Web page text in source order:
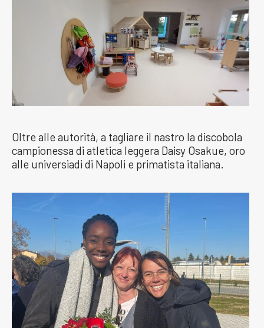
Oltre alle autorità, a tagliare il nastro la discobola
campionessa di atletica leggera Daisy Osakue, oro
alle universiadi di Napoli e primatista italiana.